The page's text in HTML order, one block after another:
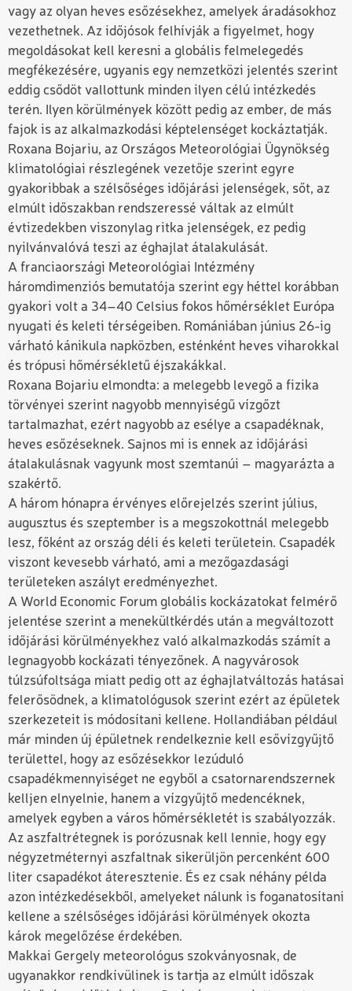
vagy az olyan heves esőzésekhez, amelyek áradásokhoz
vezethetnek. Az időjósok felhívják a figyelmet, hogy
megoldásokat kell keresni a globális felmelegedés
megfékezésére, ugyanis egy nemzetközi jelentés szerint
eddig csődöt vallottunk minden ilyen célú intézkedés
terén. Ilyen körülmények között pedig az ember, de más
fajok is az alkalmazkodási képtelenséget kockáztatják.
Roxana Bojariu, az Országos Meteorológiai Ügynökség
klimatológiai részlegének vezetője szerint egyre
gyakoribbak a szélsőséges időjárási jelenségek, sőt, az
elmúlt időszakban rendszeressé váltak az elmúlt
évtizedekben viszonylag ritka jelenségek, ez pedig
nyilvánvalóvá teszi az éghajlat átalakulását.
A franciaországi Meteorológiai Intézmény
háromdimenziós bemutatója szerint egy héttel korábban
gyakori volt a 34–40 Celsius fokos hőmérséklet Európa
nyugati és keleti térségeiben. Romániában június 26-ig
várható kánikula napközben, esténként heves viharokkal
és trópusi hőmérsékletű éjszakákkal.
Roxana Bojariu elmondta: a melegebb levegő a fizika
törvényei szerint nagyobb mennyiségű vízgőzt
tartalmazhat, ezért nagyobb az esélye a csapadéknak,
heves esőzéseknek. Sajnos mi is ennek az időjárási
átalakulásnak vagyunk most szemtanúi – magyarázta a
szakértő.
A három hónapra érvényes előrejelzés szerint július,
augusztus és szeptember is a megszokottnál melegebb
lesz, főként az ország déli és keleti területein. Csapadék
viszont kevesebb várható, ami a mezőgazdasági
területeken aszályt eredményezhet.
A World Economic Forum globális kockázatokat felmérő
jelentése szerint a menekültkérdés után a megváltozott
időjárási körülményekhez való alkalmazkodás számít a
legnagyobb kockázati tényezőnek. A nagyvárosok
túlzsúfoltsága miatt pedig ott az éghajlatváltozás hatásai
felerősödnek, a klimatológusok szerint ezért az épületek
szerkezeteit is módosítani kellene. Hollandiában például
már minden új épületnek rendelkeznie kell esővízgyűjtő
területtel, hogy az esőzésekkor lezúduló
csapadékmennyiséget ne egyből a csatornarendszernek
kelljen elnyelnie, hanem a vízgyűjtő medencéknek,
amelyek egyben a város hőmérsékletét is szabályozzák.
Az aszfaltrétegnek is porózusnak kell lennie, hogy egy
négyzetméternyi aszfaltnak sikerüljön percenként 600
liter csapadékot áteresztenie. És ez csak néhány példa
azon intézkedésekből, amelyeket nálunk is foganatosítani
kellene a szélsőséges időjárási körülmények okozta
károk megelőzése érdekében.
Makkai Gergely meteorológus szokványosnak, de
ugyanakkor rendkívülinek is tartja az elmúlt időszak